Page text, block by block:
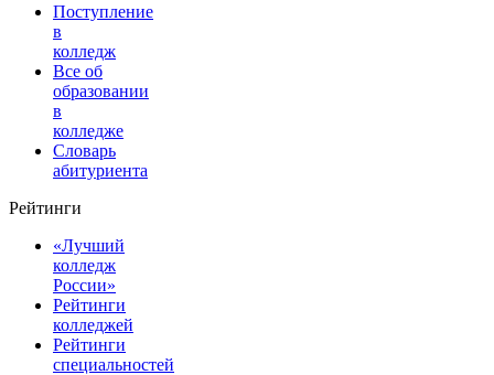
Поступление
в
колледж
Все об
образовании
в
колледже
Словарь
абитуриента
Рейтинги
«Лучший
колледж
России»
Рейтинги
колледжей
Рейтинги
специальностей